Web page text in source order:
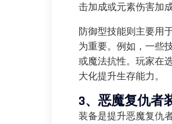
击加成或元素伤害加
防御型技能则主要用
为重要。例如，一些
或魔法抗性。玩家在
大化提升生存能力。
3、恶魔复仇者
装备是提升恶魔复仇